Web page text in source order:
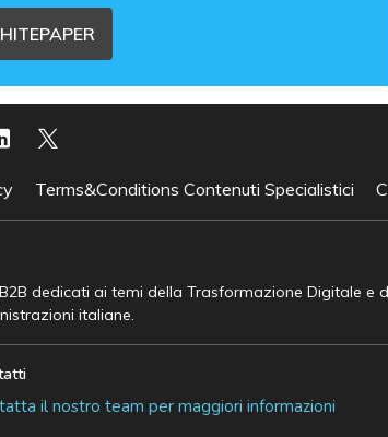
Terms&Conditions Contenuti Specialistici
dedicati ai temi della Trasformazione Digitale e
italiane.
il nostro team per maggiori informazioni